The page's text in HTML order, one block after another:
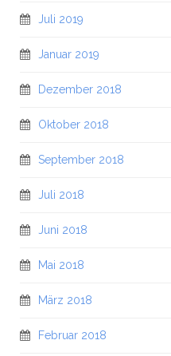
Juli 2019
Januar 2019
Dezember 2018
Oktober 2018
September 2018
Juli 2018
Juni 2018
Mai 2018
März 2018
Februar 2018